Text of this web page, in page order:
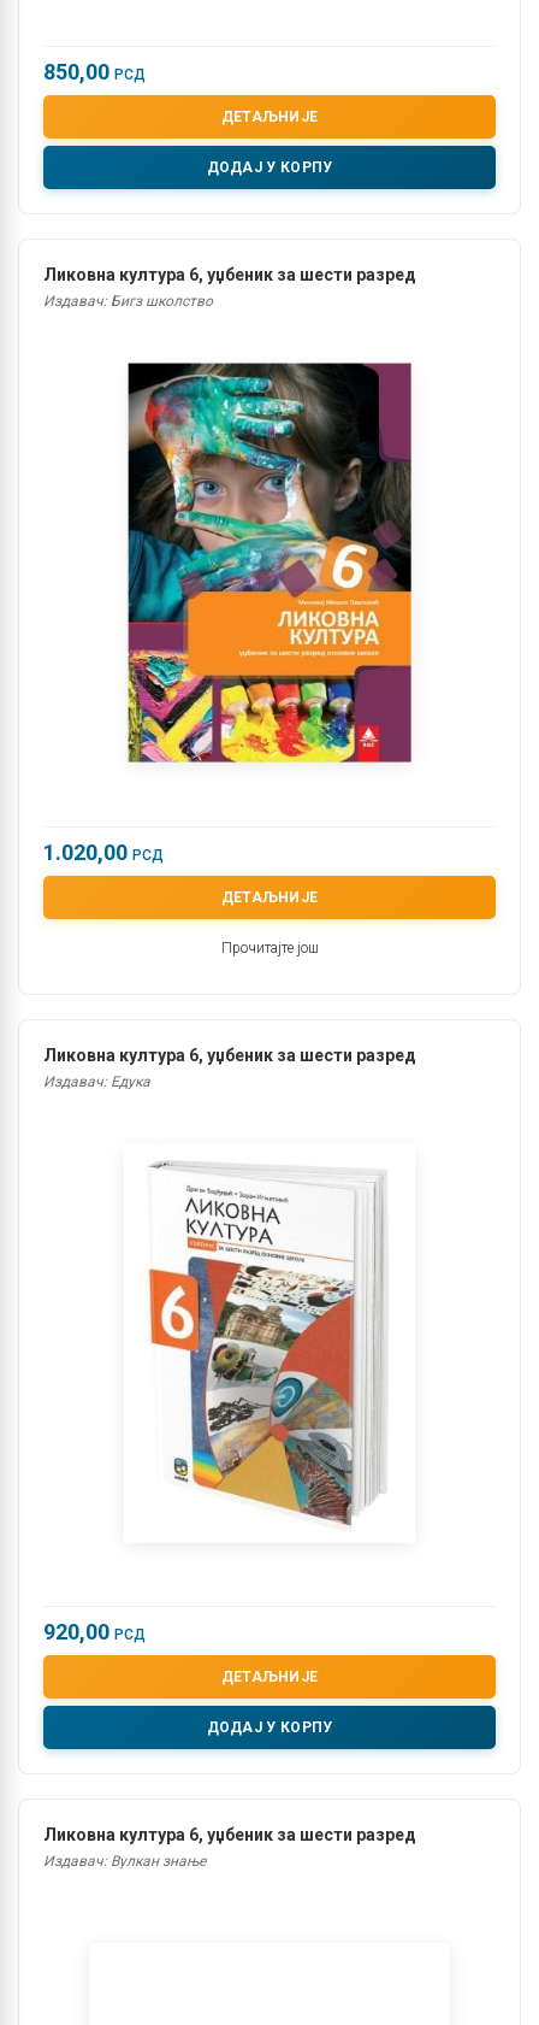
850,00 РСД
ДЕТАЉНИЈЕ
ДОДАЈ У КОРПУ
Ликовна култура 6, уџбеник за шести разред
Издавач: Бигз школство
1.020,00 РСД
ДЕТАЉНИЈЕ
Прочитајте још
Ликовна култура 6, уџбеник за шести разред
Издавач: Едука
920,00 РСД
ДЕТАЉНИЈЕ
ДОДАЈ У КОРПУ
Ликовна култура 6, уџбеник за шести разред
Издавач: Вулкан знање